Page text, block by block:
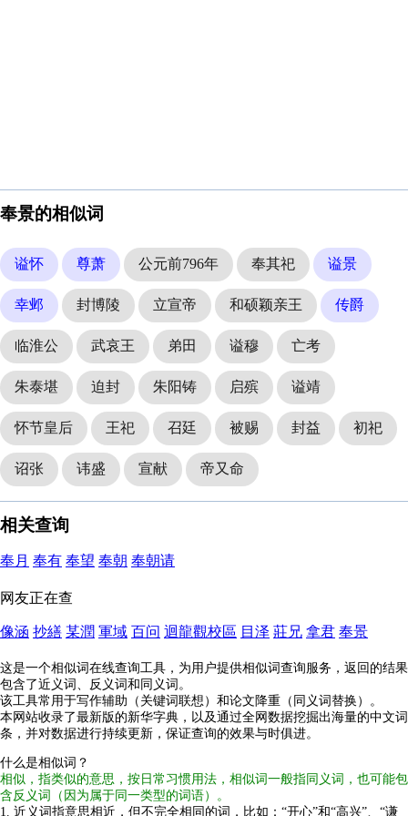
奉景的相似词
谥怀 尊萧 公元前796年 奉其祀 谥景
幸邺 封博陵 立宣帝 和硕颖亲王 传爵
临淮公 武哀王 弟田 谥穆 亡考
朱泰堪 迫封 朱阳铸 启殡 谥靖
怀节皇后 王祀 召廷 被赐 封益 初祀
诏张 讳盛 宣献 帝又命
相关查询
奉月 奉有 奉望 奉朝 奉朝请
网友正在查
像涵 抄繕 某潤 軍域 百问 迴龍觀校區 目泽 莊兄 拿君 奉景
这是一个相似词在线查询工具，为用户提供相似词查询服务，返回的结果
包含了近义词、反义词和同义词。
该工具常用于写作辅助（关键词联想）和论文降重（同义词替换）。
本网站收录了最新版的新华字典，以及通过全网数据挖掘出海量的中文词
条，并对数据进行持续更新，保证查询的效果与时俱进。
什么是相似词？
相似，指类似的意思，按日常习惯用法，相似词一般指同义词，也可能包
含反义词（因为属于同一类型的词语）。
1. 近义词指意思相近，但不完全相同的词，比如：“开心”和“高兴”、“谦